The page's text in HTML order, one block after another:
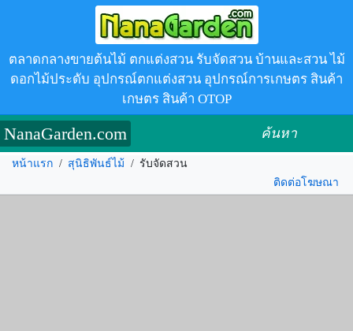
ตลาดกลางขายต้นไม้ ตกแต่งสวน รับจัดสวน บ้านและสวน ไม้
ดอกไม้ประดับ อุปกรณ์ตกแต่งสวน อุปกรณ์การเกษตร สินค้า
เกษตร สินค้า OTOP
NanaGarden.com ค้นหา
หน้าแรก / สุนิธิพันธ์ไม้ / รับจัดสวน
ติดต่อโฆษณา